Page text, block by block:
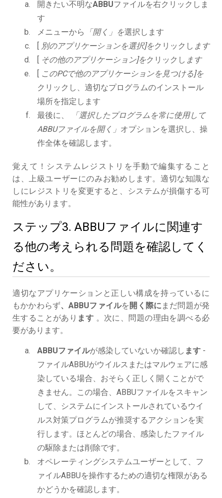
開きたい不明なABBUファイルを右クリックしま
す
メニューから
「開く」を選択します
[ 別のアプリケーションを選択]をクリックし ます
[ その他のアプリケーション]をクリックし ます
[ このPCで他のアプリケーションを見つける]を
クリックし、適切なプログラムのインストール
場所を指定します
最後に、
「選択したプログラムを常に使用して
ABBUファイルを開く」 オプションを選択し、操
作全体を確認します。
覚えて！システムレジストリを手動で編集すること
は、上級ユーザーにのみお勧めします。適切な知識な
しにレジストリを変更すると、システムが損傷する可
能性があります。
ステップ3. ABBUファイルに関連す
る他の考えられる問題を確認してく
ださい。
適切なアプリケーションと正しい構成を持っているに
もかかわらず、ABBUファイルを 開く際に まだ問題が発
生することがあり ます 。次に、問題の理由を調べる必
要があります。
ABBUファイルが感染していないか確認し ます -
ファイルABBUがウイルスまたはマルウェアに感
染している場合、おそらく正しく開くことがで
きません。この場合、ABBUファイルをスキャン
して、システムにインストールされているウイ
ルス対策プログラムが推奨するアクションを実
行します。ほとんどの場合、感染したファイル
の駆除または削除です。
オペレーティングシステムユーザーとして、フ
ァイルABBUを操作するための適切な権限がある
かどうかを確認します。